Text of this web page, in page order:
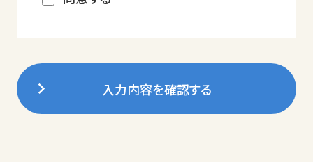
かつ公正な手段によって、収集目的を
明確にした上で、その目的に応じた必
入力内容を確認する